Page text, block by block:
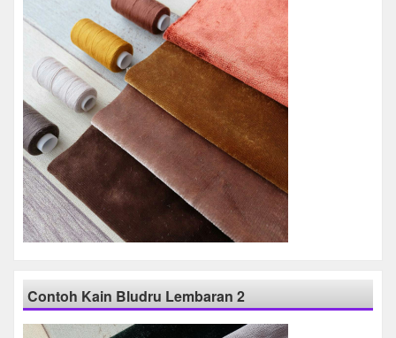
Contoh Kain Bludru Lembaran 2